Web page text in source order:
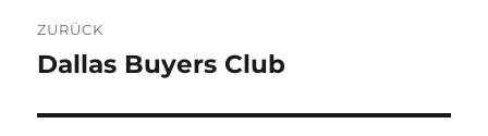
ZURÜCK
Vorheriger
Dallas Buyers Club